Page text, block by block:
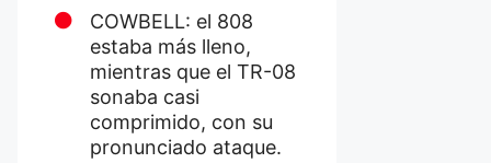
COWBELL: el 808
estaba más lleno,
mientras que el TR-08
sonaba casi
comprimido, con su
pronunciado ataque.